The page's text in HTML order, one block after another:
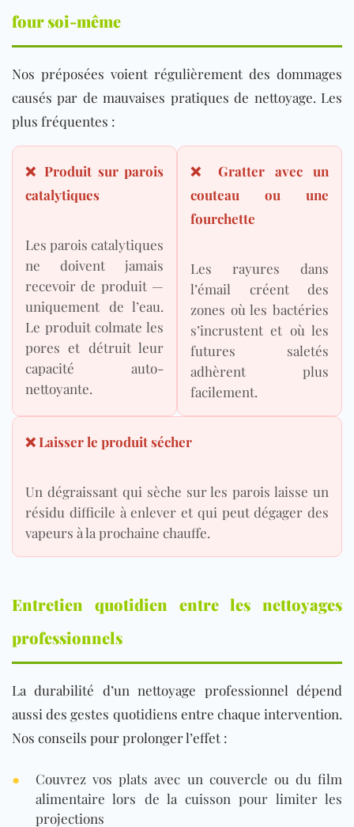
four soi-même
Nos préposées voient régulièrement des dommages
causés par de mauvaises pratiques de nettoyage. Les
plus fréquentes :
❌ Produit sur parois
catalytiques
Les parois catalytiques
ne doivent jamais
recevoir de produit —
uniquement de l’eau.
Le produit colmate les
pores et détruit leur
capacité auto-
nettoyante.
❌ Gratter avec un
couteau ou une
fourchette
Les rayures dans
l’émail créent des
zones où les bactéries
s’incrustent et où les
futures saletés
adhèrent plus
facilement.
❌ Laisser le produit sécher
Un dégraissant qui sèche sur les parois laisse un
résidu difficile à enlever et qui peut dégager des
vapeurs à la prochaine chauffe.
Entretien quotidien entre les nettoyages
professionnels
La durabilité d’un nettoyage professionnel dépend
aussi des gestes quotidiens entre chaque intervention.
Nos conseils pour prolonger l’effet :
●
Couvrez vos plats avec un couvercle ou du film
alimentaire lors de la cuisson pour limiter les
projections